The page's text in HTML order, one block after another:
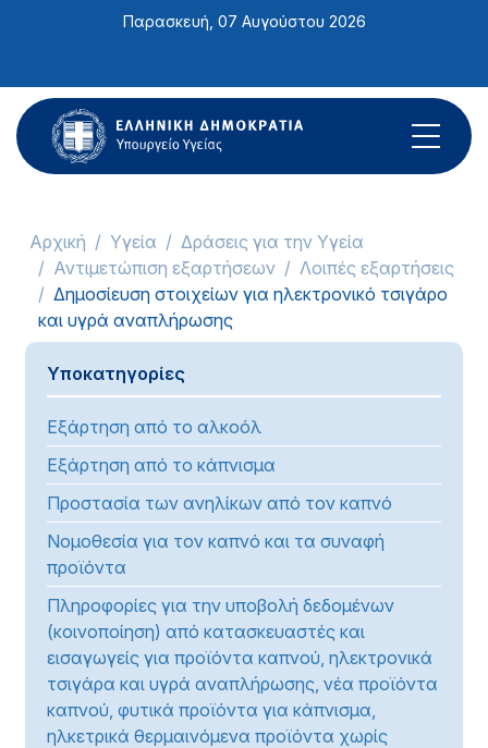
ιστότοπος
περιλαμβάνει
ένα
σύστημα
Παρασκευή, 07 Αυγούστου 2026
Αρχική Υγεία
Δράσεις για την Υγεία
Αντιμετώπιση εξαρτήσεων
Λοιπές εξαρτήσεις
Δημοσίευση στοιχείων για ηλεκτρονικό τσιγάρο
και υγρά αναπλήρωσης
Υποκατηγορίες
Εξάρτηση από το αλκοόλ
Εξάρτηση από το κάπνισμα
Προστασία των ανηλίκων από τον καπνό
Νομοθεσία για τον καπνό και τα συναφή
προϊόντα
Πληροφορίες για την υποβολή δεδομένων
(κοινοποίηση) από κατασκευαστές και
εισαγωγείς για προϊόντα καπνού, ηλεκτρονικά
τσιγάρα και υγρά αναπλήρωσης, νέα προϊόντα
καπνού, φυτικά προϊόντα για κάπνισμα,
ηλκετρικά θερμαινόμενα προϊόντα χωρίς